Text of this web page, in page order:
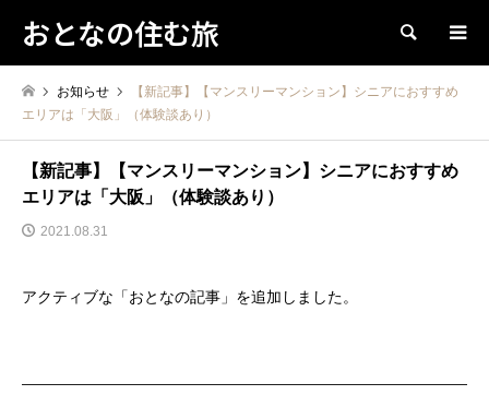
おとなの住む旅 検索
お知らせ
【新記事】【マンスリーマンション】シニアにおすすめ
エリアは「大阪」（体験談あり）
【新記事】【マンスリーマンション】シニアにおすすめ
エリアは「大阪」（体験談あり）
2021.08.31
アクティブな「おとなの記事」を追加しました。